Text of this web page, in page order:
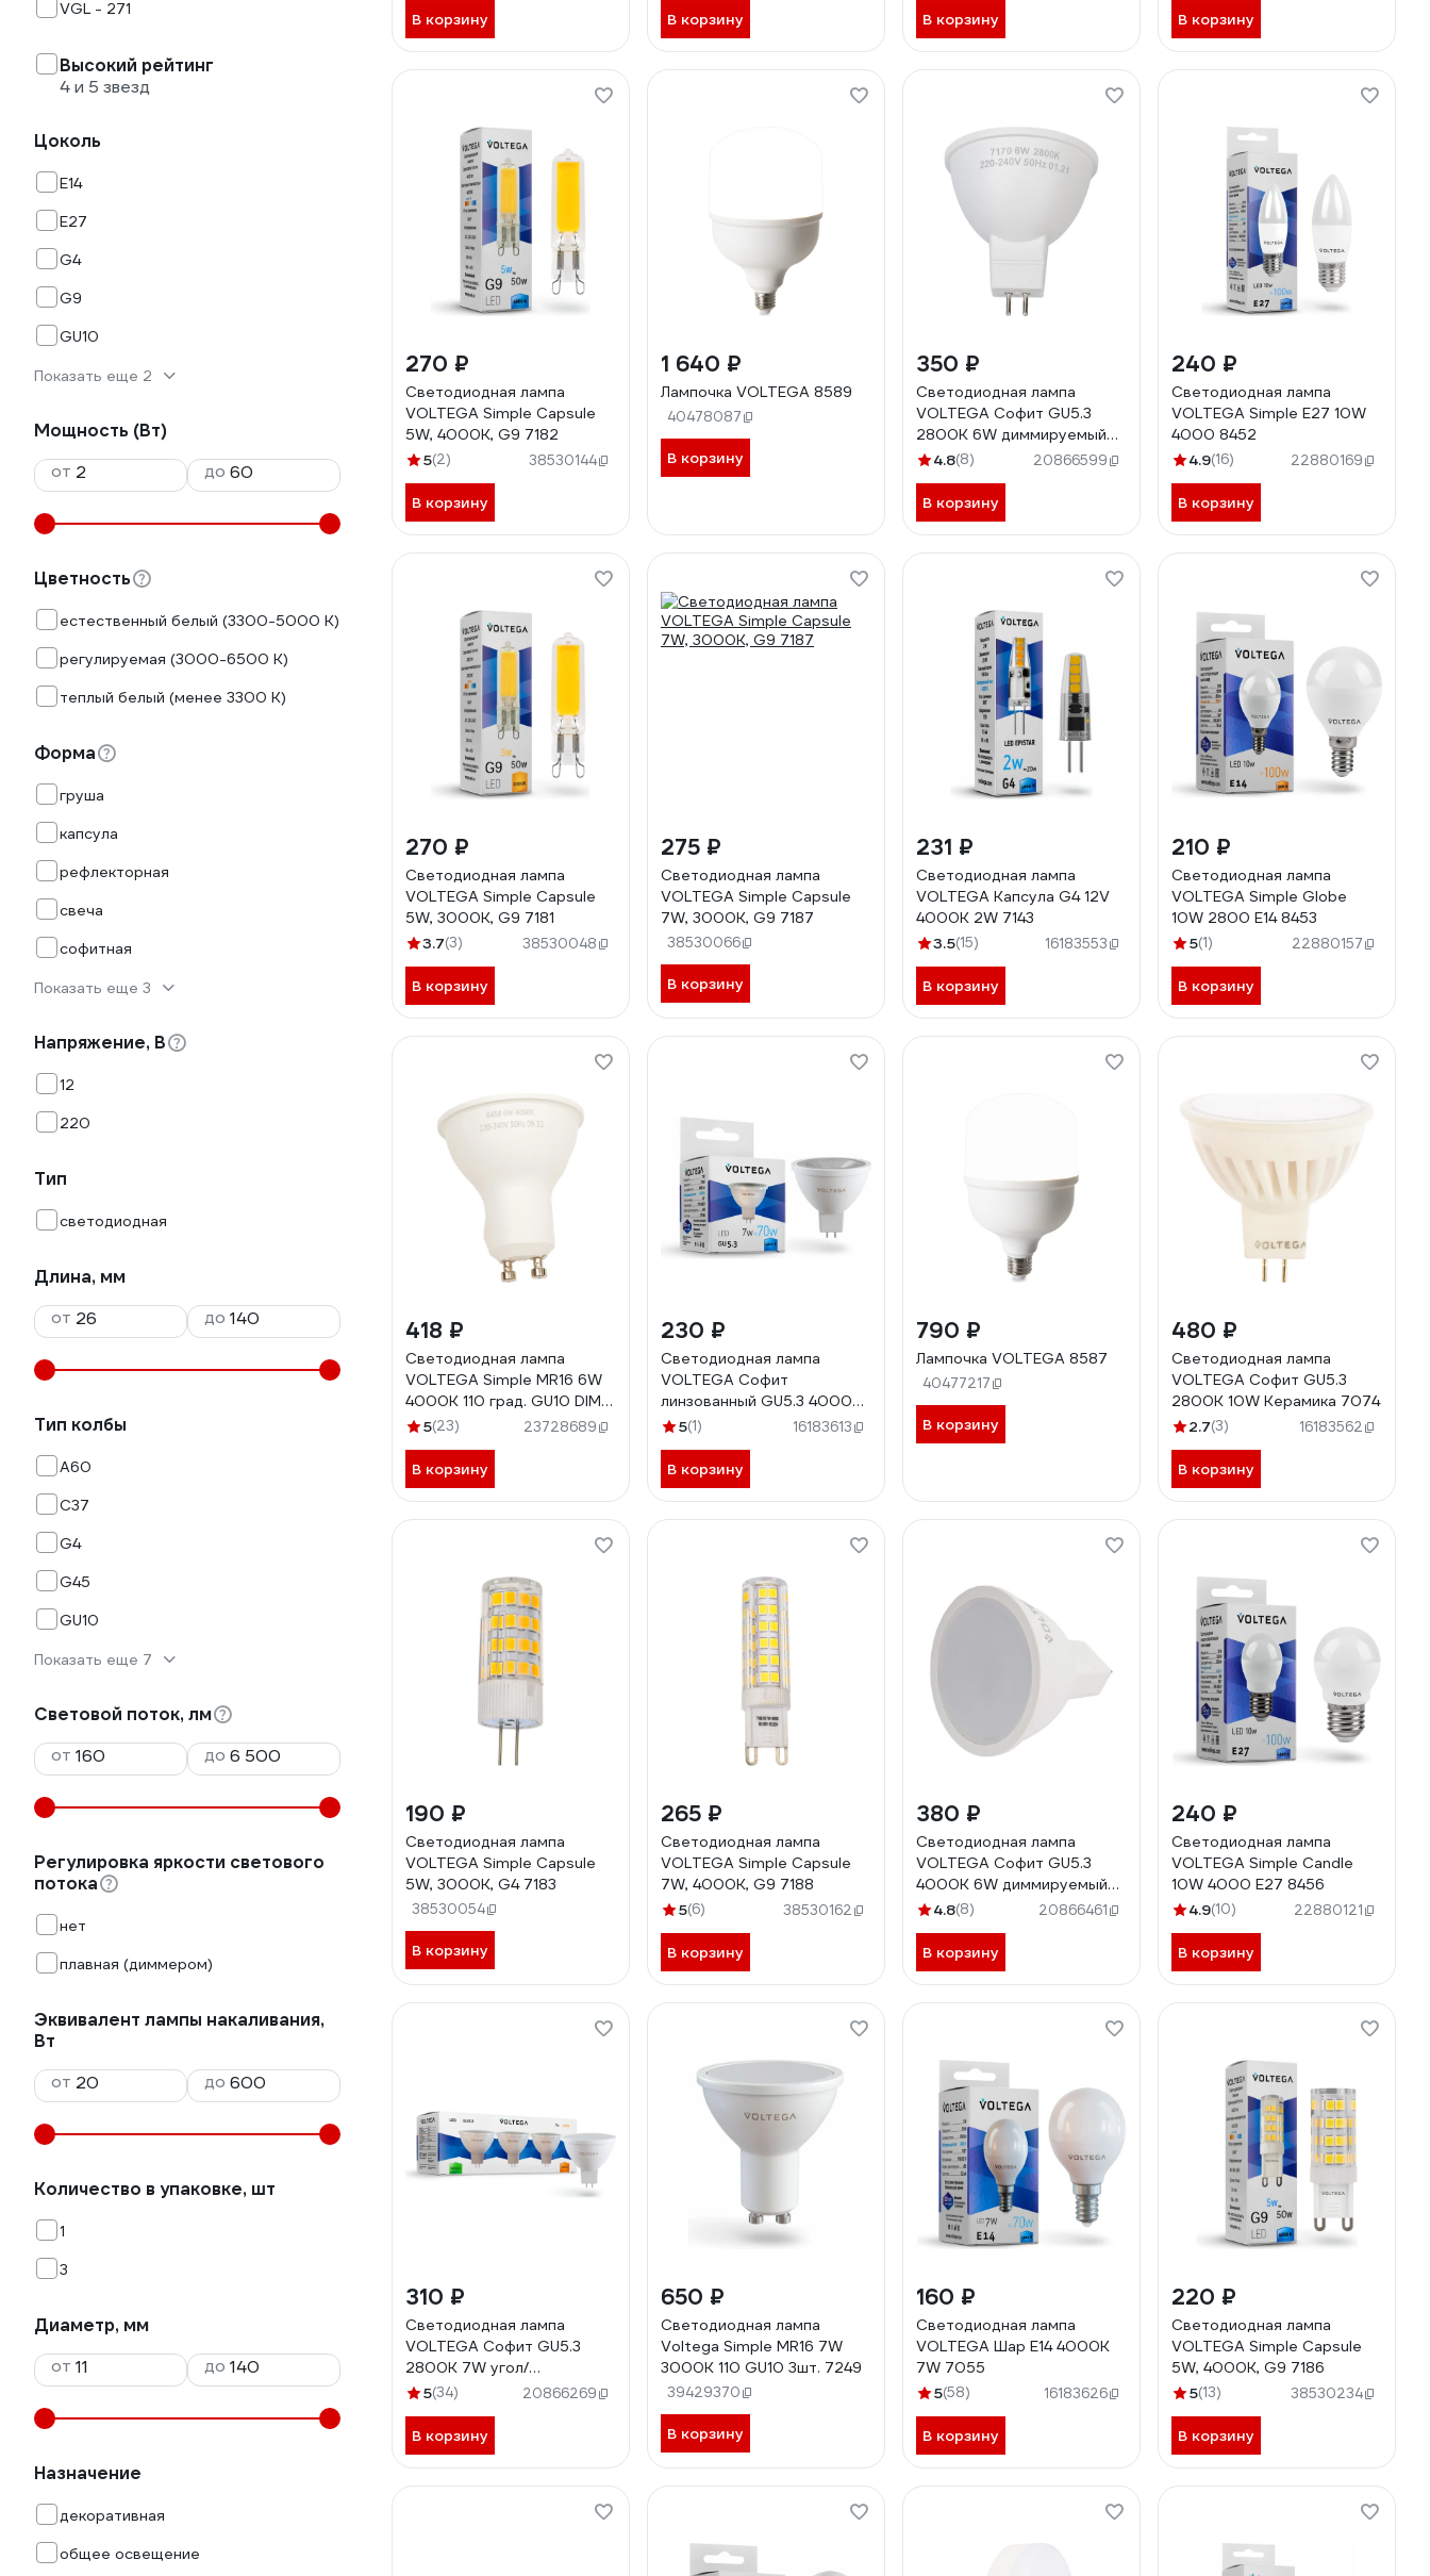
VGL - 271
Высокий рейтинг
4 и 5 звезд
Цоколь
E14
E27
G4
G9
GU10
Показать еще 2
Мощность (Вт)
от
до
Цветность
естественный белый (3300-5000 К)
регулируемая (3000-6500 K)
теплый белый (менее 3300 К)
Форма
груша
капсула
рефлекторная
свеча
софитная
Показать еще 3
Напряжение, В
12
220
Тип
светодиодная
Длина, мм
от
до
Тип колбы
A60
C37
G4
G45
GU10
Показать еще 7
Световой поток, лм
от
до
Регулировка яркости светового
потока
нет
плавная (диммером)
Эквивалент лампы накаливания,
Вт
от
до
Количество в упаковке, шт
1
3
Диаметр, мм
от
до
Назначение
декоративная
общее освещение
В корзину В корзину В корзину В корзину
270 ₽
Светодиодная лампа
VOLTEGA Simple Capsule
5W, 4000K, G9 7182
5(2) 38530144
В корзину
1 640 ₽
Лампочка VOLTEGA 8589
40478087
В корзину
350 ₽
Светодиодная лампа
VOLTEGA Софит GU5.3
2800К 6W диммируемый
7170
4.8(8) 20866599
В корзину
240 ₽
Светодиодная лампа
VOLTEGA Simple E27 10W
4000 8452
4.9(16) 22880169
В корзину
270 ₽
Светодиодная лампа
VOLTEGA Simple Capsule
5W, 3000K, G9 7181
3.7(3) 38530048
В корзину
275 ₽
Светодиодная лампа
VOLTEGA Simple Capsule
7W, 3000K, G9 7187
38530066
В корзину
231 ₽
Светодиодная лампа
VOLTEGA Капсула G4 12V
4000K 2W 7143
3.5(15) 16183553
В корзину
210 ₽
Светодиодная лампа
VOLTEGA Simple Globe
10W 2800 E14 8453
5(1) 22880157
В корзину
418 ₽
Светодиодная лампа
VOLTEGA Simple MR16 6W
4000K 110 град. GU10 DIM
8458
5(23) 23728689
В корзину
230 ₽
Светодиодная лампа
VOLTEGA Софит
линзованный GU5.3 4000К
7W 7063
5(1) 16183613
В корзину
790 ₽
Лампочка VOLTEGA 8587
40477217
В корзину
480 ₽
Светодиодная лампа
VOLTEGA Софит GU5.3
2800К 10W Керамика 7074
2.7(3) 16183562
В корзину
190 ₽
Светодиодная лампа
VOLTEGA Simple Capsule
5W, 3000K, G4 7183
38530054
В корзину
265 ₽
Светодиодная лампа
VOLTEGA Simple Capsule
7W, 4000K, G9 7188
5(6) 38530162
В корзину
380 ₽
Светодиодная лампа
VOLTEGA Софит GU5.3
4000К 6W диммируемый
71714.8(8) 20866461
В корзину
240 ₽
Светодиодная лампа
VOLTEGA Simple Candle
10W 4000 E27 8456
4.9(10) 22880121
В корзину
310 ₽
Светодиодная лампа
VOLTEGA Софит GU5.3
2800K 7W угол/
рассеивания 110 3 шт 7174
5(34) 20866269
В корзину
650 ₽
Светодиодная лампа
Voltega Simple MR16 7W
3000K 110 GU10 3шт. 7249
39429370
В корзину
160 ₽
Светодиодная лампа
VOLTEGA Шар Е14 4000К
7W 7055
5(58) 16183626
В корзину
220 ₽
Светодиодная лампа
VOLTEGA Simple Capsule
5W, 4000K, G9 7186
5(13) 38530234
В корзину